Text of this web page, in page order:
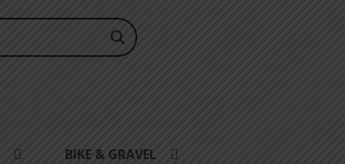
BIKE & GRAVEL